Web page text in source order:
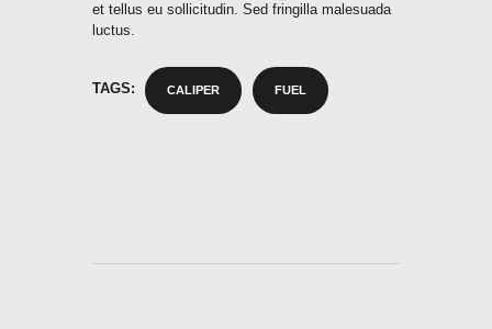
et tellus eu sollicitudin. Sed fringilla malesuada
luctus.
TAGS: CALIPER FUEL